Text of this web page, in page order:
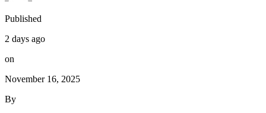
Published
2 days ago
on
November 16, 2025
By